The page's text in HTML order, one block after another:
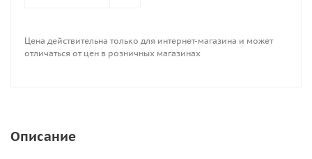
Цена действительна только для интернет-магазина и может
отличаться от цен в розничных магазинах
Описание